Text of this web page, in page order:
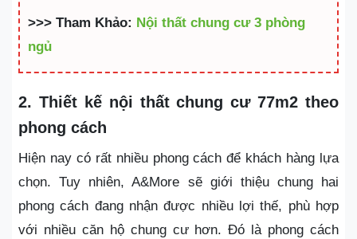
>>> Tham Khảo: Nội thất chung cư 3 phòng
ngủ
2. Thiết kế nội thất chung cư 77m2 theo
phong cách
Hiện nay có rất nhiều phong cách để khách hàng lựa
chọn. Tuy nhiên, A&More sẽ giới thiệu chung hai
phong cách đang nhận được nhiều lợi thế, phù hợp
với nhiều căn hộ chung cư hơn. Đó là phong cách